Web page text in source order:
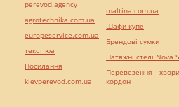
perevod.agency
agrotechnika.com.ua
europeservice.com.ua
текст юа
Посилання
kievperevod.com.ua
maltina.com.ua
Шафи купе
Брендові сумки
Натяжні стелі Nova
Перевезення
кордон